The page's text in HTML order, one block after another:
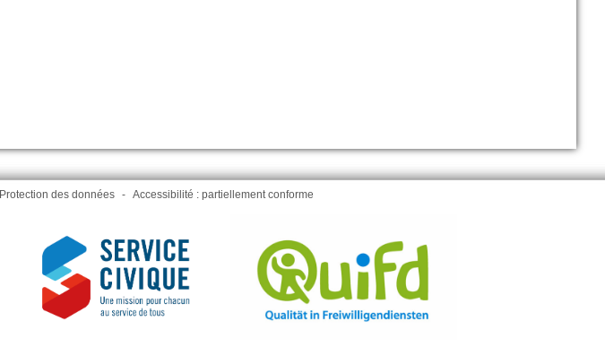
Protection des données - Accessibilité : partiellement conforme